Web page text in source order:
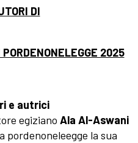
DI
2025
e autrici
egiziano Ala Al-Aswani
pordenoneleegge la sua